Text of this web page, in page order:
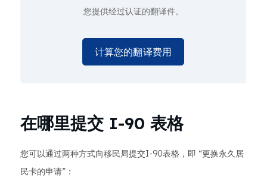
您提供经过认证的翻译件。
计算您的翻译费用
在哪里提交 I-90 表格
您可以通过两种方式向移民局提交I-90表格，即 “更换永久居
民卡的申请”：